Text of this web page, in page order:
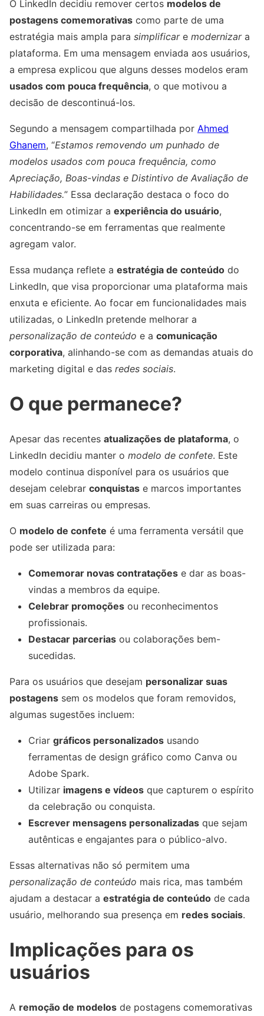
O LinkedIn decidiu remover certos modelos de
postagens comemorativas como parte de uma
estratégia mais ampla para simplificare modernizara
plataforma. Em uma mensagem enviada aos usuários,
a empresa explicou que alguns desses modelos eram
usados com pouca frequência, o que motivou a
decisão de descontinuá-los.
Segundo a mensagem compartilhada por Ahmed
Ghanem, “Estamos removendo um punhado de
modelos usados com pouca frequência, como
Apreciação, Boas-vindas e Distintivo de Avaliação de
Habilidades.” Essa declaração destaca o foco do
LinkedIn em otimizar a experiência do usuário,
concentrando-se em ferramentas que realmente
agregam valor.
Essa mudança reflete a estratégia de conteúdo do
LinkedIn, que visa proporcionar uma plataforma mais
enxuta e eficiente. Ao focar em funcionalidades mais
utilizadas, o LinkedIn pretende melhorar a
personalização de conteúdo e a comunicação
corporativa, alinhando-se com as demandas atuais do
marketing digital e das redes sociais.
O que permanece?
Apesar das recentes atualizações de plataforma, o
LinkedIn decidiu manter o modelo de confete. Este
modelo continua disponível para os usuários que
desejam celebrar conquistas e marcos importantes
em suas carreiras ou empresas.
O modelo de confete é uma ferramenta versátil que
pode ser utilizada para:
Comemorar novas contratações e dar as boas-
vindas a membros da equipe.
Celebrar promoções ou reconhecimentos
profissionais.
Destacar parcerias ou colaborações bem-
sucedidas.
Para os usuários que desejam personalizar suas
postagens sem os modelos que foram removidos,
algumas sugestões incluem:
Criar gráficos personalizados usando
ferramentas de design gráfico como Canva ou
Adobe Spark.
Utilizar imagens e vídeos que capturem o espírito
da celebração ou conquista.
Escrever mensagens personalizadas que sejam
autênticas e engajantes para o público-alvo.
Essas alternativas não só permitem uma
personalização de conteúdo mais rica, mas também
ajudam a destacar a estratégia de conteúdo de cada
usuário, melhorando sua presença em redes sociais.
Implicações para os
usuários
A remoção de modelos de postagens comemorativas